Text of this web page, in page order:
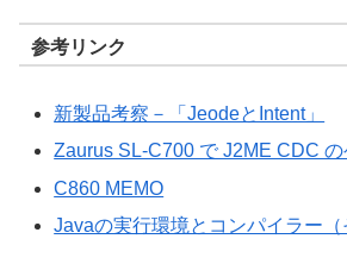
参考リンク
新製品考察－「JeodeとIntent」
Zaurus SL-C700 で J2ME CDC
C860 MEMO
Javaの実行環境とコンパイラー（